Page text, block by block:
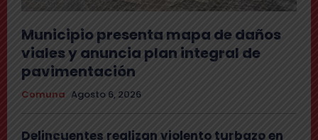
Municipio presenta mapa de daños
viales y anuncia plan integral de
pavimentación
Comuna Agosto 6, 2026
Delincuentes realizan violento turbazo en